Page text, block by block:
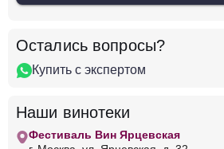
Добавить в
Вино Ayunta,
Bianco, Terre Siciliane
Италия
Фриули-
Остались вопросы?
Купить с экспертом
Наши винотеки
Фестиваль Вин Ярцевская